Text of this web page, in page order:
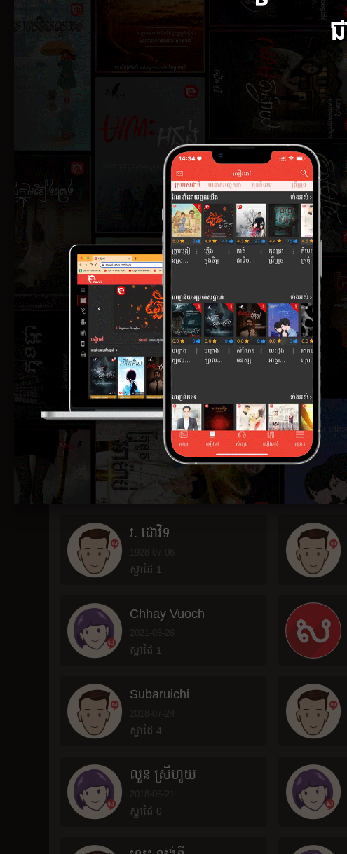
២៦ មិថុនា ១៩១៦
ឧកញ៉ា សុត្តន្ដប្រីជាឥន្ទ
2017-02-21
ស្នាដៃ 1
កែវ សេងរដ្ឋា
2018-05-09
ស្នាដៃ 3
គឹម ហាក់
1905-01-06
ស្នាដៃ 1
រ. ដោវិទ
ស្នាដៃ 1
Chhay Vuoch
ស្នាដៃ 1
Subaruichi
ស្នាដៃ 4
លួ​ន ស្រី​ហួយ
ស្នាដៃ 0